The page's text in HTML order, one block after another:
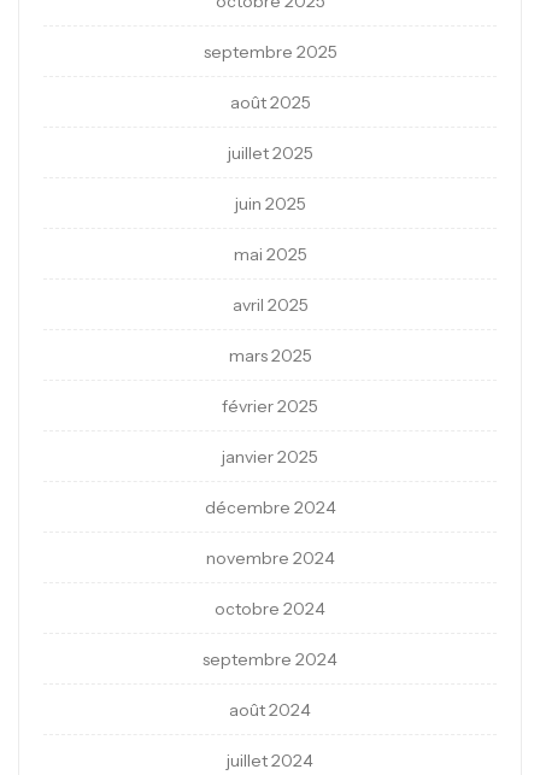
septembre 2025
août 2025
juillet 2025
juin 2025
mai 2025
avril 2025
mars 2025
février 2025
janvier 2025
décembre 2024
novembre 2024
octobre 2024
septembre 2024
août 2024
juillet 2024